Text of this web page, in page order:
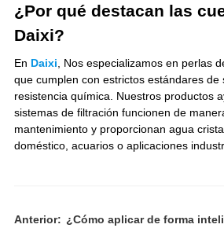
¿Por qué destacan las
Daixi?
En Daixi , Nos especializamos en perlas
que cumplen con estrictos estándares de
resistencia química. Nuestros productos
sistemas de filtración funcionen de
mantenimiento y proporcionan agua
doméstico, acuarios o aplicaciones
Anterior: ¿Cómo aplicar de forma